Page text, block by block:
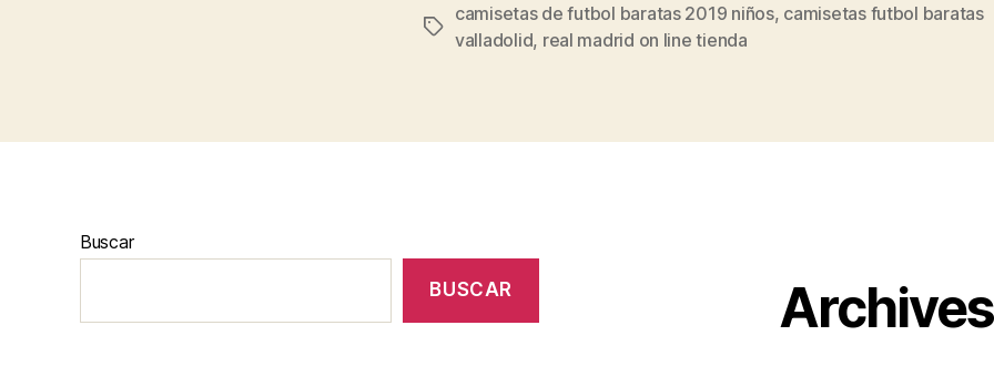
Etiquetas
camisetas de futbol baratas 2019 niños, camisetas futbol baratas
valladolid, real madrid on line tienda
Buscar
BUSCAR Archives